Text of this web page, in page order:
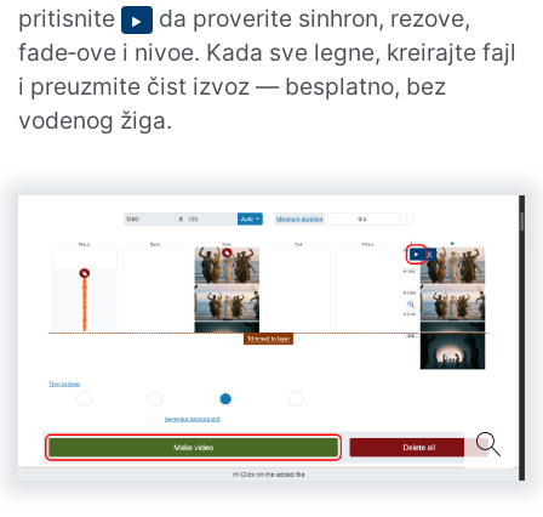
pritisnite
da proverite sinhron, rezove,
fade‑ove i nivoe. Kada sve legne, kreirajte fajl
i preuzmite čist izvoz — besplatno, bez
vodenog žiga.